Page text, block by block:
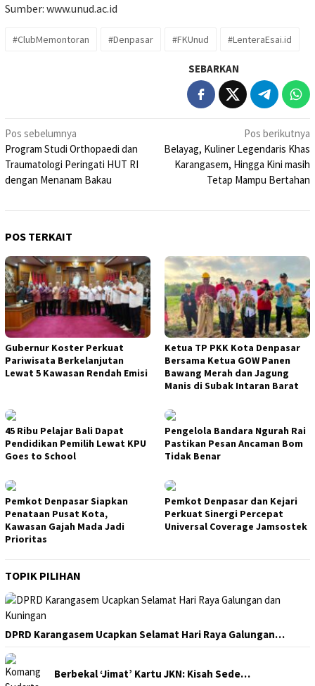
Sumber: www.unud.ac.id
#ClubMemontoran #Denpasar #FKUnud #LenteraEsai.id
SEBARKAN
Navigasi
pos
Pos sebelumnya
Program Studi Orthopaedi dan
Traumatologi Peringati HUT RI
dengan Menanam Bakau
Pos berikutnya
Belayag, Kuliner Legendaris Khas
Karangasem, Hingga Kini masih
Tetap Mampu Bertahan
POS TERKAIT
Gubernur Koster Perkuat
Pariwisata Berkelanjutan
Lewat 5 Kawasan Rendah Emisi
Ketua TP PKK Kota Denpasar
Bersama Ketua GOW Panen
Bawang Merah dan Jagung
Manis di Subak Intaran Barat
45 Ribu Pelajar Bali Dapat
Pendidikan Pemilih Lewat KPU
Goes to School
Pengelola Bandara Ngurah Rai
Pastikan Pesan Ancaman Bom
Tidak Benar
Pemkot Denpasar Siapkan
Penataan Pusat Kota,
Kawasan Gajah Mada Jadi
Prioritas
Pemkot Denpasar dan Kejari
Perkuat Sinergi Percepat
Universal Coverage Jamsostek
TOPIK PILIHAN
DPRD Karangasem Ucapkan Selamat Hari Raya Galungan…
Berbekal ‘Jimat’ Kartu JKN: Kisah Sede…